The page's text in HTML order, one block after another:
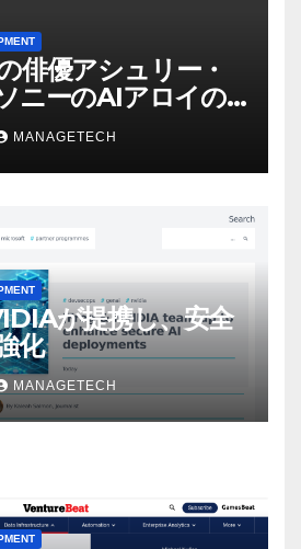
俳優アシュリー・
ニーのAIアロイの
「ゲームパフォー
芸術形式に不安を
る – IGN
MANAGETECH
が提携し、安全
化
MANAGETECH